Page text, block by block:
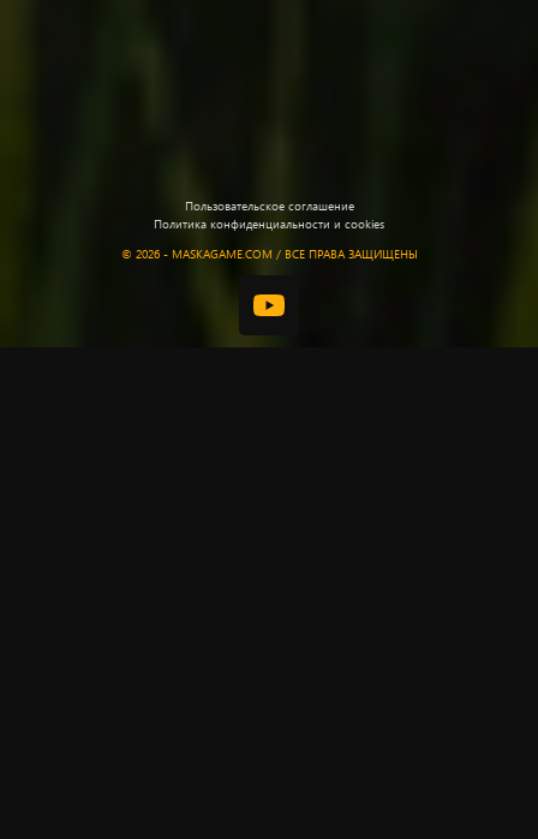
Пользовательское соглашение
Политика конфиденциальности и cookies
© 2026 - MASKAGAME.COM / ВСЕ ПРАВА ЗАЩИЩЕНЫ